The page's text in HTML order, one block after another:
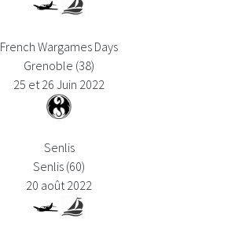
French Wargames Days
Grenoble (38)
25 et 26 Juin 2022
Senlis
Senlis (60)
20 août 2022